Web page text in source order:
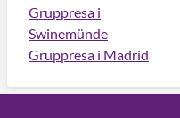
Gruppresa i
Swinemünde
Gruppresa i Madrid